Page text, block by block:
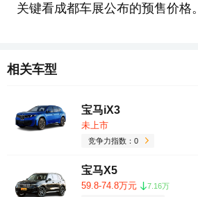
关键看成都车展公布的预售价格。
相关车型
宝马iX3
未上市
竞争力指数：0
宝马X5
59.8-74.8万元 7.16万